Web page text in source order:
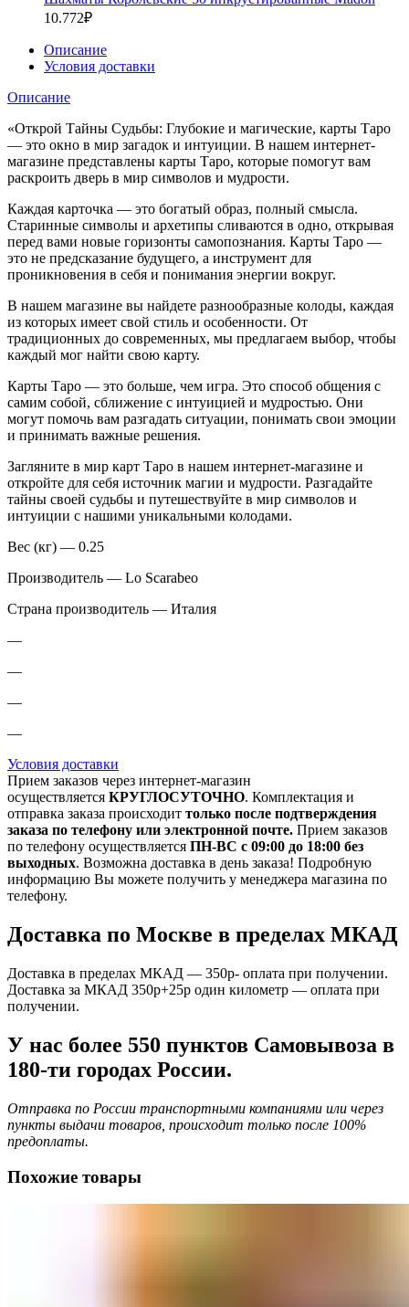
10.772₽
Описание
Условия доставки
Описание
«Открой Тайны Судьбы: Глубокие и магические, карты Таро
— это окно в мир загадок и интуиции. В нашем интернет-
магазине представлены карты Таро, которые помогут вам
раскроить дверь в мир символов и мудрости.
Каждая карточка — это богатый образ, полный смысла.
Старинные символы и архетипы сливаются в одно, открывая
перед вами новые горизонты самопознания. Карты Таро —
это не предсказание будущего, а инструмент для
проникновения в себя и понимания энергии вокруг.
В нашем магазине вы найдете разнообразные колоды, каждая
из которых имеет свой стиль и особенности. От
традиционных до современных, мы предлагаем выбор, чтобы
каждый мог найти свою карту.
Карты Таро — это больше, чем игра. Это способ общения с
самим собой, сближение с интуицией и мудростью. Они
могут помочь вам разгадать ситуации, понимать свои эмоции
и принимать важные решения.
Загляните в мир карт Таро в нашем интернет-магазине и
откройте для себя источник магии и мудрости. Разгадайте
тайны своей судьбы и путешествуйте в мир символов и
интуиции с нашими уникальными колодами.
Вес (кг) — 0.25
Производитель — Lo Scarabeo
Страна производитель — Италия
—
—
—
—
Условия доставки
Прием заказов через интернет-магазин
осуществляется КРУГЛОСУТОЧНО. Комплектация и
отправка заказа происходит только после подтверждения
заказа по телефону или электронной почте. Прием заказов
по телефону осуществляется ПН-ВС с 09:00 до 18:00 без
выходных. Возможна доставка в день заказа! Подробную
информацию Вы можете получить у менеджера магазина по
телефону.
Доставка по Москве в пределах МКАД
Доставка в пределах МКАД — 350р- оплата при получении.
Доставка за МКАД 350р+25р один километр — оплата при
получении.
У нас более 550 пунктов Самовывоза в
180-ти городах России.
Отправка по России транспортными компаниями или через
пункты выдачи товаров, происходит только после 100%
предоплаты.
Похожие товары